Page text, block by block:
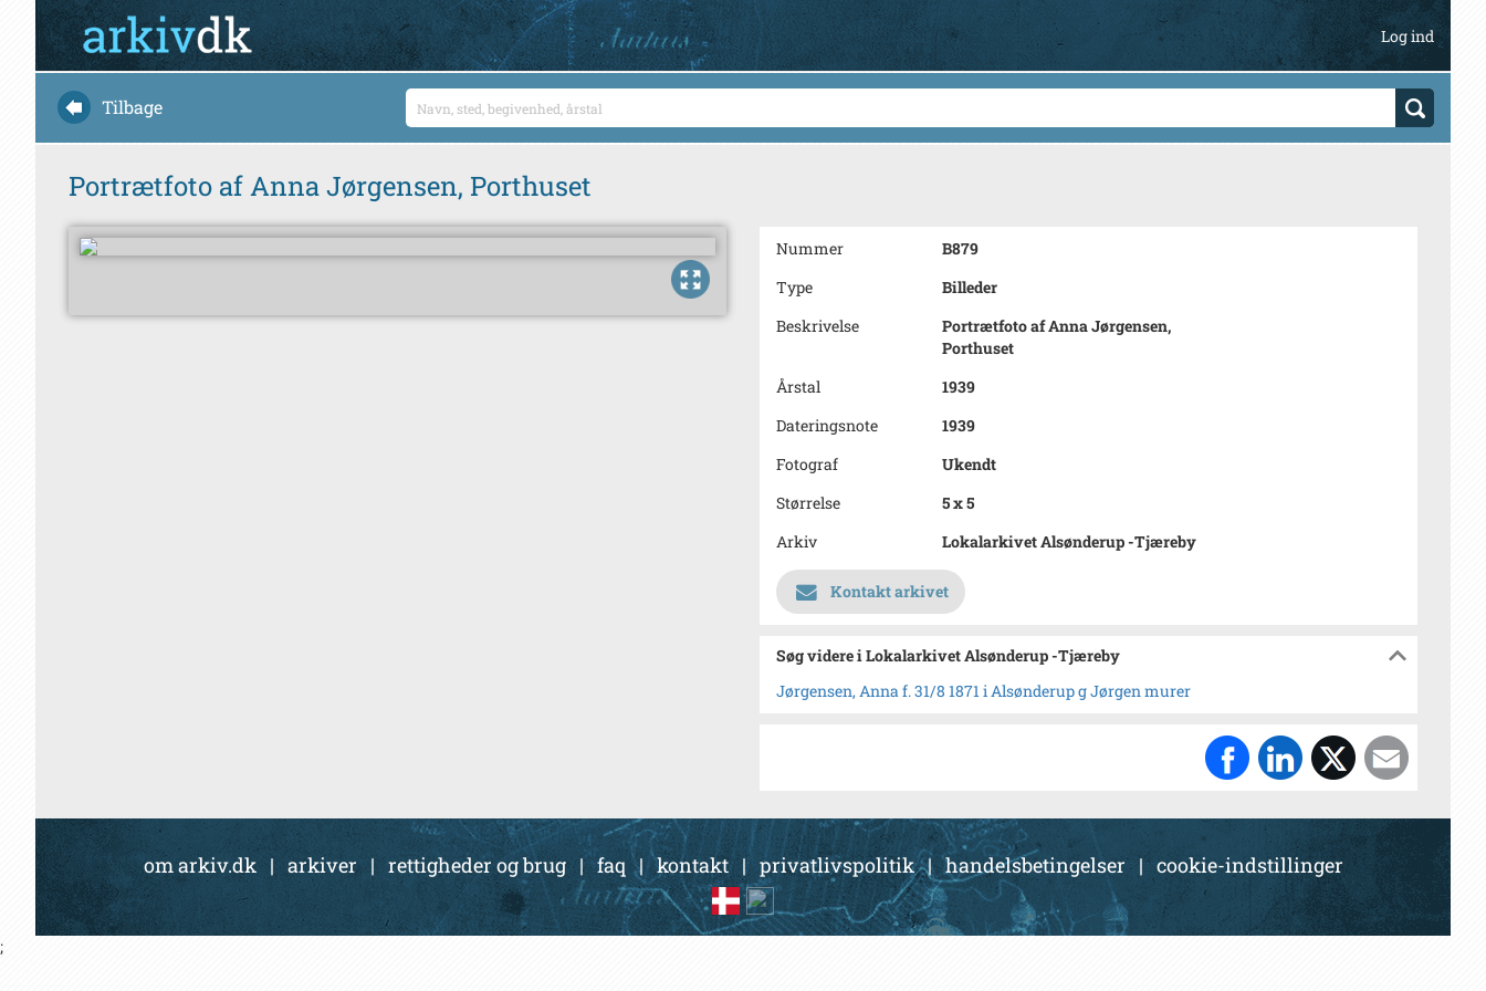
Log ind
Tilbage
Portrætfoto af Anna Jørgensen, Porthuset
Nummer
B879
Type
Billeder
Beskrivelse
Portrætfoto af Anna Jørgensen,
Porthuset
Årstal
1939
Dateringsnote
1939
Fotograf
Ukendt
Størrelse
5 x 5
Arkiv
Lokalarkivet Alsønderup -Tjæreby
Kontakt arkivet
Søg videre i Lokalarkivet Alsønderup -Tjæreby
Jørgensen, Anna f. 31/8 1871 i Alsønderup g Jørgen murer
om arkiv.dk | arkiver| rettigheder og brug|faq |kontakt| privatlivspolitik|handelsbetingelser | cookie-indstillinger
;